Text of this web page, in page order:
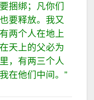
捆绑；凡你们
要释放。 我又
两个人在地上
天上的父必为
，有两三个人
在他们中间。 ”